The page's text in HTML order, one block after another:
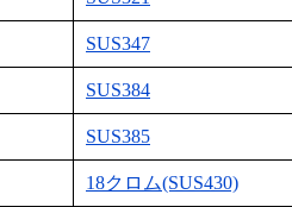
SUS347
SUS384
SUS385
18クロム(SUS430)